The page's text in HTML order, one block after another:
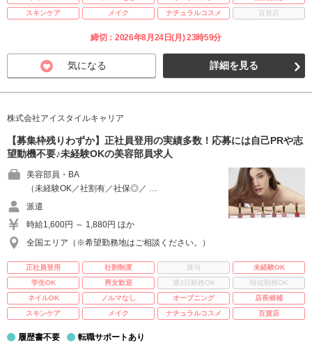
スキンケア
メイク ナチュラルコスメ 百貨店
締切：2026年8月24日(月) 23時59分
気になる 詳細を見る
株式会社アイスタイルキャリア
【募集枠残りわずか】正社員登用の実績多数！応募には自己PRや志
望動機不要♪未経験OKの美容部員求人
美容部員・BA
（未経験OK／社割有／社保◎／ …
派遣
時給1,600円 ～ 1,880円 ほか
全国エリア（※希望勤務地はご相談ください。）
正社員登用 社割制度 賞与
未経験OK
学生OK
男女歓迎 週3日勤務OK
時短勤務OK
ネイルOK
ノルマなし オープニング
店長候補
スキンケア
メイク ナチュラルコスメ 百貨店
履歴書不要 転職サポートあり